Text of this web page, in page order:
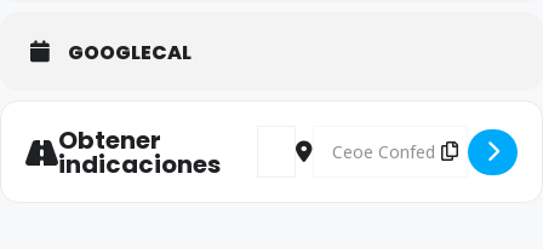
GOOGLECAL
Obtener
indicaciones
Address - Comisión Seguridad
Destination Address -